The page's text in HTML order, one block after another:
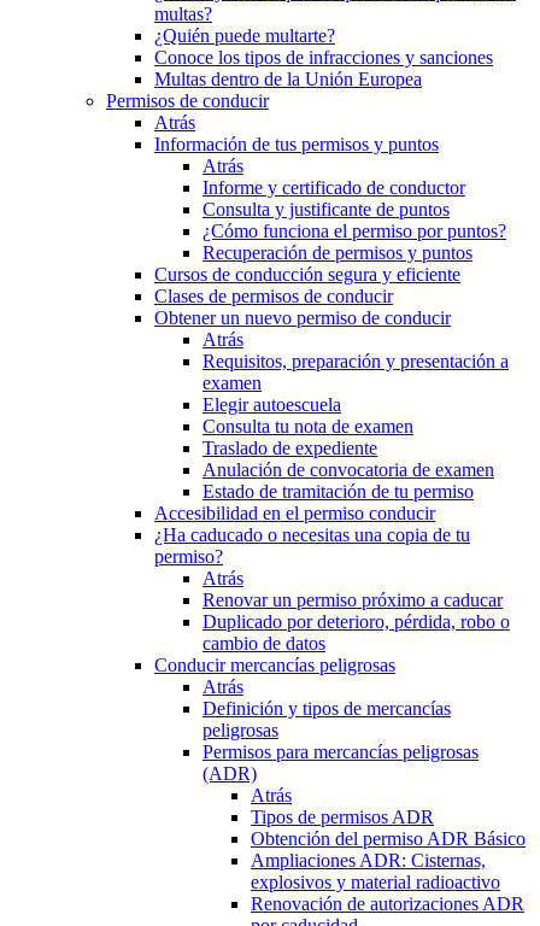
multas?
¿Quién puede multarte?
Conoce los tipos de infracciones y sanciones
Multas dentro de la Unión Europea
Permisos de conducir
Atrás
Información de tus permisos y puntos
Atrás
Informe y certificado de conductor
Consulta y justificante de puntos
¿Cómo funciona el permiso por puntos?
Recuperación de permisos y puntos
Cursos de conducción segura y eficiente
Clases de permisos de conducir
Obtener un nuevo permiso de conducir
Atrás
Requisitos, preparación y presentación a
examen
Elegir autoescuela
Consulta tu nota de examen
Traslado de expediente
Anulación de convocatoria de examen
Estado de tramitación de tu permiso
Accesibilidad en el permiso conducir
¿Ha caducado o necesitas una copia de tu
permiso?
Atrás
Renovar un permiso próximo a caducar
Duplicado por deterioro, pérdida, robo o
cambio de datos
Conducir mercancías peligrosas
Atrás
Definición y tipos de mercancías
peligrosas
Permisos para mercancías peligrosas
(ADR)
Atrás
Tipos de permisos ADR
Obtención del permiso ADR Básico
Ampliaciones ADR: Cisternas,
explosivos y material radioactivo
Renovación de autorizaciones ADR